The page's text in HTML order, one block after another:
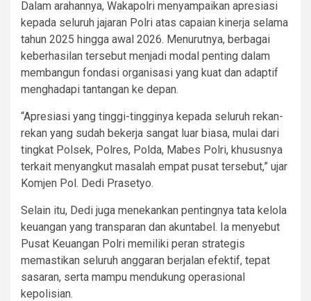
Dalam arahannya, Wakapolri menyampaikan apresiasi
kepada seluruh jajaran Polri atas capaian kinerja selama
tahun 2025 hingga awal 2026. Menurutnya, berbagai
keberhasilan tersebut menjadi modal penting dalam
membangun fondasi organisasi yang kuat dan adaptif
menghadapi tantangan ke depan.
“Apresiasi yang tinggi-tingginya kepada seluruh rekan-
rekan yang sudah bekerja sangat luar biasa, mulai dari
tingkat Polsek, Polres, Polda, Mabes Polri, khususnya
terkait menyangkut masalah empat pusat tersebut,” ujar
Komjen Pol. Dedi Prasetyo.
Selain itu, Dedi juga menekankan pentingnya tata kelola
keuangan yang transparan dan akuntabel. Ia menyebut
Pusat Keuangan Polri memiliki peran strategis
memastikan seluruh anggaran berjalan efektif, tepat
sasaran, serta mampu mendukung operasional
kepolisian.